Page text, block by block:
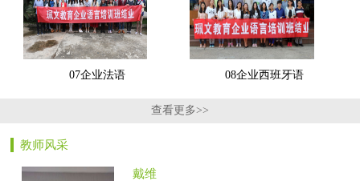
07企业法语 08企业西班牙语
查看更多>>
教师风采
戴维